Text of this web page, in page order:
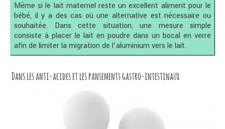
Même si le lait maternel reste un excellent aliment pour le
bébé, il y a des cas où une alternative est nécessaire ou
souhaitée. Dans cette situation, une mesure simple
consiste à placer le lait en poudre dans un bocal en verre
afin de limiter la migration de l’aluminium vers le lait.
Dans les anti-acides et les pansements gastro-intestinaux